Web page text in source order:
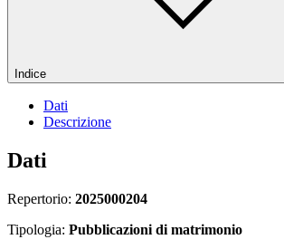
Indice
Dati
Descrizione
Dati
Repertorio: 2025000204
Tipologia: Pubblicazioni di matrimonio